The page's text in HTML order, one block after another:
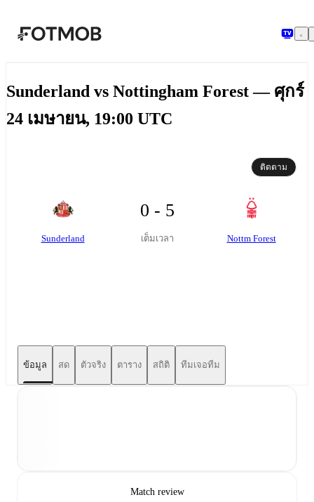
ข้ามไปยังเนื้อหาหลัก
Sunderland vs Nottingham Forest — ศุกร์
24 เมษายน, 19:00 UTC
ติดตาม
Sunderland
0 - 5
เต็มเวลา Nottm Forest
ข้อมูล สด ตัวจริง ตาราง สถิติ ทีมเจอทีม
Match review